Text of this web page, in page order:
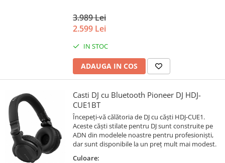
3.989 Lei
2.599 Lei
IN STOC
ADAUGA IN COS
Casti DJ cu Bluetooth Pioneer DJ HDJ-
CUE1BT
Începeți-vă călătoria de DJ cu căști HDJ-CUE1.
Aceste căști stilate pentru DJ sunt construite pe
ADN din modelele noastre pentru profesioniști,
dar sunt disponibile la un preț mult mai modest.
Culoare: